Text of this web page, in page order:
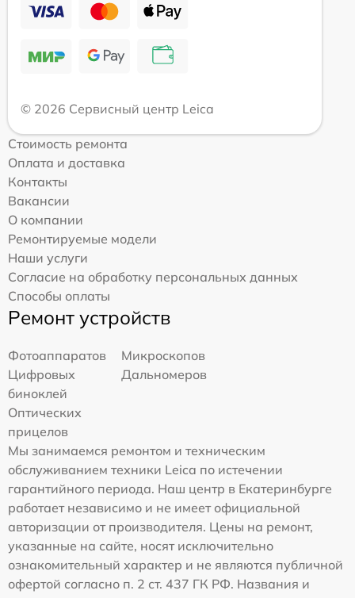
© 2026 Сервисный центр Leica
Стоимость ремонта
Оплата и доставка
Контакты
Вакансии
О компании
Ремонтируемые модели
Наши услуги
Согласие на обработку персональных данных
Способы оплаты
Ремонт устройств
Фотоаппаратов
Микроскопов
Цифровых
биноклей
Дальномеров
Оптических
прицелов
Мы занимаемся ремонтом и техническим
обслуживанием техники Leica по истечении
гарантийного периода. Наш центр в Екатеринбурге
работает независимо и не имеет официальной
авторизации от производителя. Цены на ремонт,
указанные на сайте, носят исключительно
ознакомительный характер и не являются публичной
офертой согласно п. 2 ст. 437 ГК РФ. Названия и